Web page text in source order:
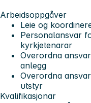
Arbeidsoppgåver
Leie og
Personalansvar
kyrkjetenarar
Overordna
anlegg
Overordna
utstyr
Kvalifikasjonar